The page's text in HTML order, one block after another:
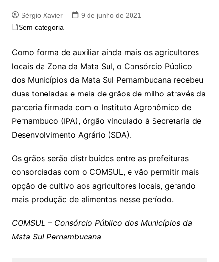
Sérgio Xavier
9 de junho de 2021
Sem categoria
Como forma de auxiliar ainda mais os agricultores
locais da Zona da Mata Sul, o Consórcio Público
dos Municípios da Mata Sul Pernambucana recebeu
duas toneladas e meia de grãos de milho através da
parceria firmada com o Instituto Agronômico de
Pernambuco (IPA), órgão vinculado à Secretaria de
Desenvolvimento Agrário (SDA).
Os grãos serão distribuídos entre as prefeituras
consorciadas com o COMSUL, e vão permitir mais
opção de cultivo aos agricultores locais, gerando
mais produção de alimentos nesse período.
COMSUL – Consórcio Público dos Municípios da
Mata Sul Pernambucana